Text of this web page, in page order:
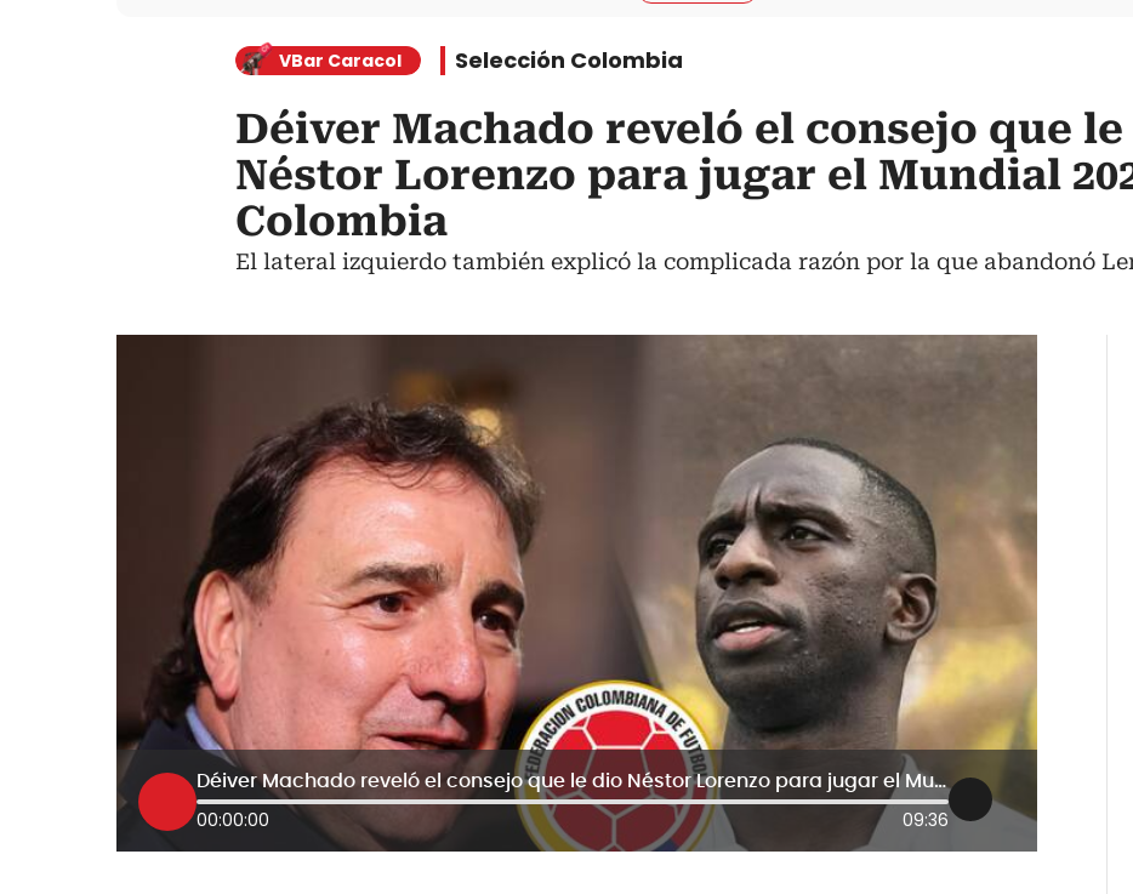
VBar Caracol Selección Colombia
Déiver Machado reveló el consejo que
Néstor Lorenzo para jugar el Mundial
Colombia
El lateral izquierdo también explicó la complicada razón por la que abandonó
Déiver Machado reveló el consejo que le dio Néstor Lorenzo para jugar el Mundial 2026 con Colombia
00:00:00 09:36